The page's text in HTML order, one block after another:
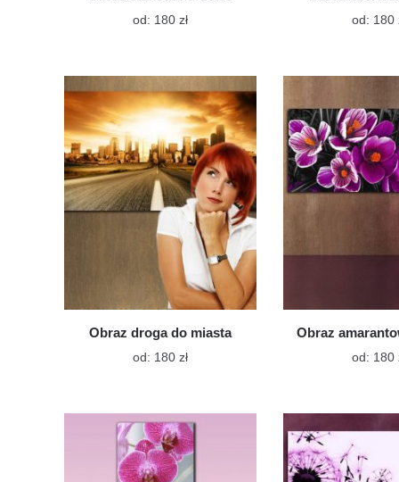
od: 180 złTen
wiele
wariantów.
Opcje
można
wybrać
na
stronie
produktu
od: 180
Obraz droga do miasta
od: 180 złTen
wiele
wariantów.
Opcje
można
Obraz
od: 180